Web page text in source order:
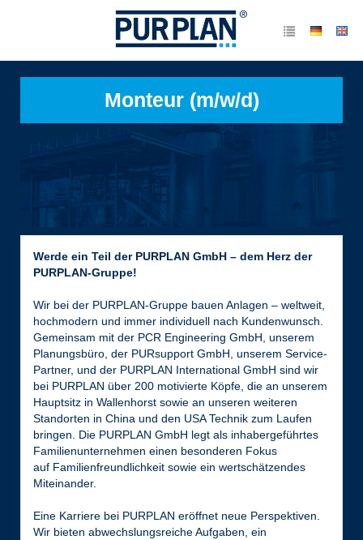
Monteur (m/w/d)
Werde ein Teil der PURPLAN GmbH – dem Herz der
PURPLAN-Gruppe!
Wir bei der PURPLAN-Gruppe bauen Anlagen – weltweit,
hochmodern und immer individuell nach Kundenwunsch.
Gemeinsam mit der PCR Engineering GmbH, unserem
Planungsbüro, der PURsupport GmbH, unserem Service-
Partner, und der PURPLAN International GmbH sind wir
bei PURPLAN über 200 motivierte Köpfe, die an unserem
Hauptsitz in Wallenhorst sowie an unseren weiteren
Standorten in China und den USA Technik zum Laufen
bringen. Die PURPLAN GmbH legt als inhabergeführtes
Familienunternehmen einen besonderen Fokus
auf Familienfreundlichkeit sowie ein wertschätzendes
Miteinander.
Eine Karriere bei PURPLAN eröffnet neue Perspektiven.
Wir bieten abwechslungsreiche Aufgaben, ein